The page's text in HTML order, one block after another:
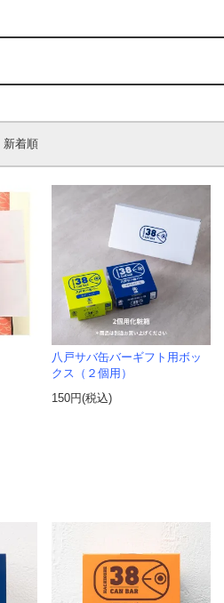
新着順
八戸サバ缶バーギフト用ボッ
クス（２個用）
150円(税込)